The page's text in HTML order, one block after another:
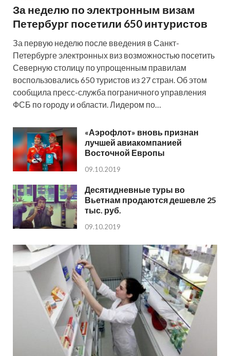
За неделю по электронным визам
Петербург посетили 650 интуристов
За первую неделю после введения в Санкт-
Петербурге электронных виз возможностью посетить
Северную столицу по упрощенным правилам
воспользовались 650 туристов из 27 стран. Об этом
сообщила пресс-служба пограничного управления
ФСБ по городу и области. Лидером по…
«Аэрофлот» вновь признан
лучшей авиакомпанией
Восточной Европы
09.10.2019
Десятидневные туры во
Вьетнам продаются дешевле 25
тыс. руб.
09.10.2019